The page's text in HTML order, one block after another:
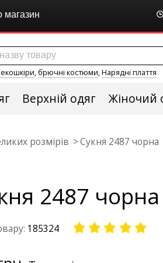
магазин
, брючні костюми,Нарядні плаття
Верхній одяг Жіночий
розмірів Сукня 2487 чорна
2487 чорна
185324